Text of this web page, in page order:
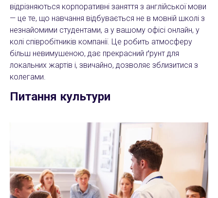
відрізняються корпоративні заняття з англійської мови
— це те, що навчання відбувається не в мовній школі з
незнайомими студентами, а у вашому офісі онлайн, у
колі співробітників компанії. Це робить атмосферу
більш невимушеною, дає прекрасний ґрунт для
локальних жартів і, звичайно, дозволяє зблизитися з
колегами.
Питання культури